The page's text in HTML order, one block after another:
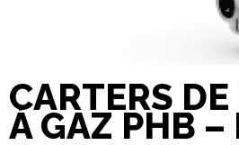
CARTERS
À GAZ PHB –